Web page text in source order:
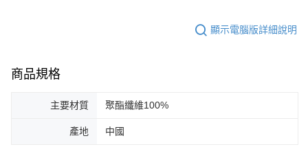
顯示電腦版詳細說明
商品規格
主要材質 聚酯纖維100%
產地 中國